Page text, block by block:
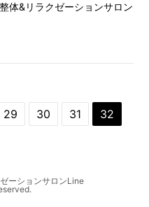
体&リラクゼーションサロン
29 30 31 32
ーションサロンLine